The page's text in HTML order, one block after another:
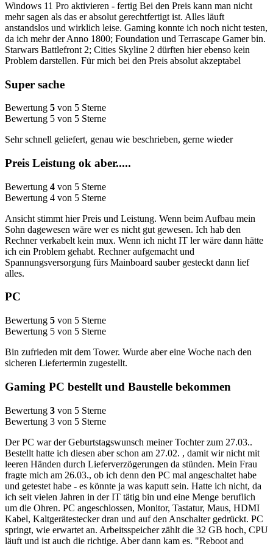
Windows 11 Pro aktivieren - fertig Bei den Preis kann man nicht
mehr sagen als das er absolut gerechtfertigt ist. Alles läuft
anstandslos und wirklich leise. Gaming konnte ich noch nicht testen,
da ich mehr der Anno 1800; Foundation und Terrascape Gamer bin.
Starwars Battlefront 2; Cities Skyline 2 dürften hier ebenso kein
Problem darstellen. Für mich bei den Preis absolut akzeptabel
Super sache
Bewertung 5 von 5 Sterne
Bewertung 5 von 5 Sterne
Sehr schnell geliefert, genau wie beschrieben, gerne wieder
Preis Leistung ok aber.....
Bewertung 4 von 5 Sterne
Bewertung 4 von 5 Sterne
Ansicht stimmt hier Preis und Leistung. Wenn beim Aufbau mein
Sohn dagewesen wäre wer es nicht gut gewesen. Ich hab den
Rechner verkabelt kein mux. Wenn ich nicht IT ler wäre dann hätte
ich ein Problem gehabt. Rechner aufgemacht und
Spannungsversorgung fürs Mainboard sauber gesteckt dann lief
alles.
PC
Bewertung 5 von 5 Sterne
Bewertung 5 von 5 Sterne
Bin zufrieden mit dem Tower. Wurde aber eine Woche nach den
sicheren Liefertermin zugestellt.
Gaming PC bestellt und Baustelle bekommen
Bewertung 3 von 5 Sterne
Bewertung 3 von 5 Sterne
Der PC war der Geburtstagswunsch meiner Tochter zum 27.03..
Bestellt hatte ich diesen aber schon am 27.02. , damit wir nicht mit
leeren Händen durch Lieferverzögerungen da stünden. Mein Frau
fragte mich am 26.03., ob ich denn den PC mal angeschaltet habe
und getestet habe - es könnte ja was kaputt sein. Hatte ich nicht, da
ich seit vielen Jahren in der IT tätig bin und eine Menge beruflich
um die Ohren. PC angeschlossen, Monitor, Tastatur, Maus, HDMI
Kabel, Kaltgerätestecker dran und auf den Anschalter gedrückt. PC
springt, wie erwartet an. Arbeitsspeicher zählt die 32 GB hoch, CPU
läuft und ist auch die richtige. Aber dann kam es. "Reboot and